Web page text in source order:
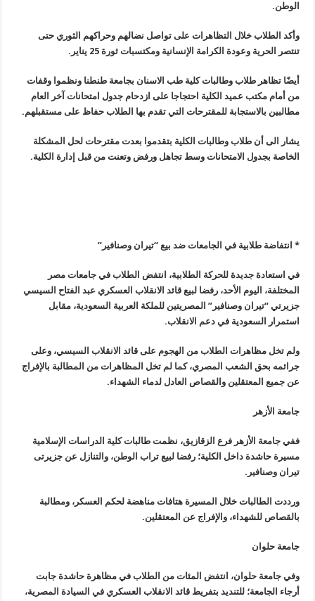
الوطن.
وأكد الطلاب خلال التظاهرات على تواصل نضالهم وحراكهم الثوري حتى
تنتصر الحرية وعودة الكرامة الإنسانية ومكتسبات ثورة 25 يناير.
أيضًا تظاهر طلاب وطالبات كلية طب الاسنان بجامعة طنطنا ونظموا وقفات
من أمام مكتب عميد الكلية احتجاجا على ازدحام جدول امتحانات آخر العام
مطالبين بالاستجابة للمقترحات التي تقدم بها الطلاب حفاظ على مستقبلهم.
يشار الى أن طلاب وطالبات الكلية بتقدموا بعدت مقترحات لحل المشكلة
الخاصة بجدول الامتحانات وسط تجاهل ورفض وتعنت من قبل إدارة الكلية.
* انتفاضة طلابية في الجامعات ضد بيع “تيران وصنافير”
في استعادة جديدة للحركة الطلابية، انتفض الطلاب في جامعات مصر
المختلفة، اليوم الأحد، رفضا لبيع قائد الانقلاب العسكري عبد الفتاح السيسي
جزيرتي “تيران وصنافير” المصريتين للملكة العربية السعودية، مقابل
استمرار السعودية في دعم الانقلاب.
ولم تخل مظاهرات الطلاب من الهجوم على قائد الانقلاب السيسي، وعلى
جرائمه بحق الشعب المصري، كما لم تخل المظاهرات من المطالبة بالإفراج
عن جميع المعتقلين والقصاص العادل لدماء الشهداء.
جامعة الأزهر
ففي جامعة الأزهر فرع الزقازيق، نظمت طالبات كلية الدراسات الإسلامية
مسيرة حاشدة داخل الكلية؛ رفضا لبيع تراب الوطن، والتنازل عن جزيرتى
تيران وصنافير .
ورددت الطالبات خلال المسيرة هتافات مناهضة لحكم العسكر، ومطالبة
بالقصاص للشهداء، والإفراج عن المعتقلين.
جامعة حلوان
وفي جامعة حلوان، انتفض المئات من الطلاب في مظاهرة حاشدة جابت
أرجاء الجامعة؛ للتنديد بتفريط قائد الانقلاب العسكري في السيادة المصرية،